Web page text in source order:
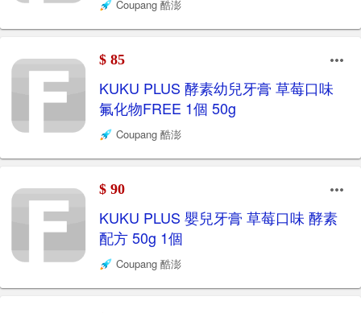
Coupang 酷澎
$ 85
KUKU PLUS 酵素幼兒牙膏 草莓口味
氟化物FREE 1個 50g
Coupang 酷澎
$ 90
KUKU PLUS 嬰兒牙膏 草莓口味 酵素
配方 50g 1個
Coupang 酷澎